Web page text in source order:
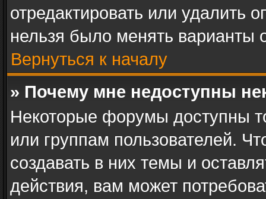
отредактировать или удалить
нельзя было менять варианты
Вернуться к началу
» Почему мне недоступны
Некоторые форумы доступны
или группам пользователей.
создавать в них темы и
действия, вам может